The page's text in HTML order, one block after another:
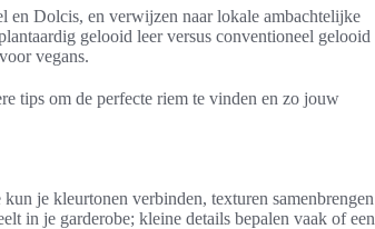
en Dolcis, en verwijzen naar lokale ambachtelijke
gelooid leer versus conventioneel gelooid
vegans.
tips om de perfecte riem te vinden en zo jouw
je kleurtonen verbinden, texturen samenbrengen
in je garderobe; kleine details bepalen vaak of een